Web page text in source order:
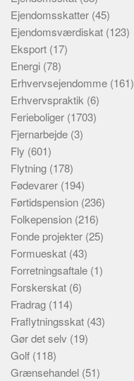
Ejendomsskatter (45)
Ejendomsværdiskat (123)
Eksport (17)
Energi (78)
Erhvervsejendomme (161)
Erhvervspraktik (6)
Ferieboliger (1703)
Fjernarbejde (3)
Fly (601)
Flytning (178)
Fødevarer (194)
Førtidspension (236)
Folkepension (216)
Fonde projekter (25)
Formueskat (43)
Forretningsaftale (1)
Forskerskat (6)
Fradrag (114)
Fraflytningsskat (43)
Gør det selv (19)
Golf (118)
Grænsehandel (51)